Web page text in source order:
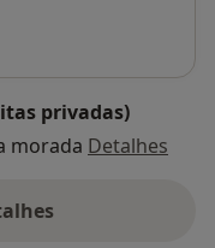
privadas)
morada Detalhes
endereço